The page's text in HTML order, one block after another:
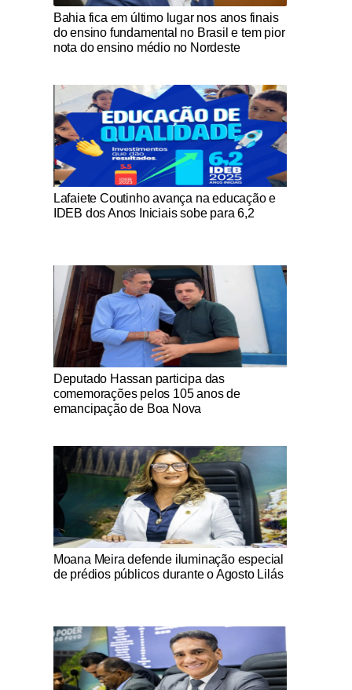
Notícias Católicas
Bahia fica em último lugar nos anos finais
do ensino fundamental no Brasil e tem pior
nota do ensino médio no Nordeste
Notícias Católicas
Lafaiete Coutinho avança na educação e
IDEB dos Anos Iniciais sobe para 6,2
Notícias Católicas
Deputado Hassan participa das
comemorações pelos 105 anos de
emancipação de Boa Nova
Notícias Católicas
Moana Meira defende iluminação especial
de prédios públicos durante o Agosto Lilás